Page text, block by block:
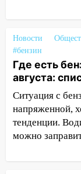
наказали
сотрудник
18:02
17:08
оставил в
Новости
#бензин
Где есть
августа:
Ситуация с
напряженной,
тенденции.
можно